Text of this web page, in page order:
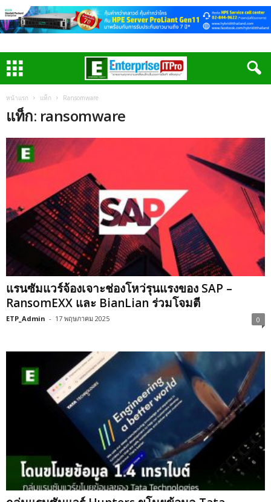
หน้าแรก แท็ก Ransomware
แท็ก: ransomware
แรนซัมแวร์จ้องเจาะช่องโหว่รุนแรงของ SAP –
RansomEXX และ BianLian ร่วมโจมตี
ETP_Admin - 17 พฤษภาคม 2025 0